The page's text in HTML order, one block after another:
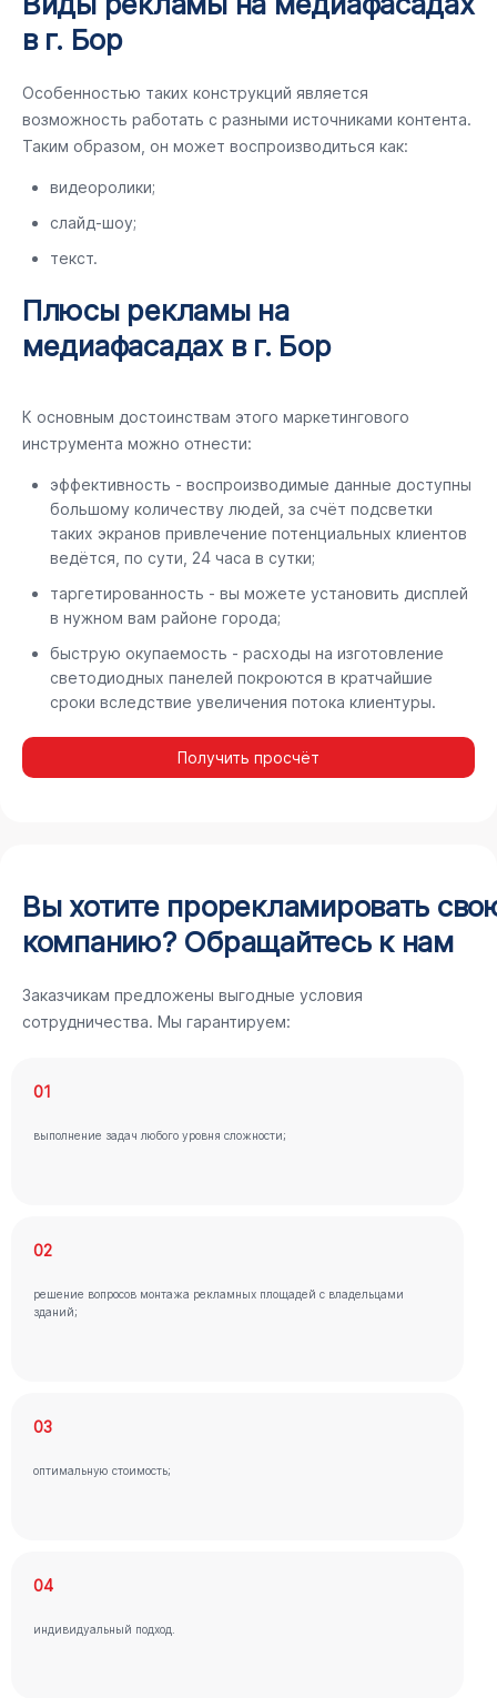
в г. Бор
Особенностью таких конструкций является
возможность работать с разными источниками контента.
Таким образом, он может воспроизводиться как:
видеоролики;
слайд-шоу;
текст.
Плюсы рекламы на
медиафасадах в г. Бор
К основным достоинствам этого маркетингового
инструмента можно отнести:
эффективность - воспроизводимые данные доступны
большому количеству людей, за счёт подсветки
таких экранов привлечение потенциальных клиентов
ведётся, по сути, 24 часа в сутки;
таргетированность - вы можете установить дисплей
в нужном вам районе города;
быструю окупаемость - расходы на изготовление
светодиодных панелей покроются в кратчайшие
сроки вследствие увеличения потока клиентуры.
Получить просчёт
Вы хотите прорекламировать
компанию? Обращайтесь к нам
Заказчикам предложены выгодные условия
сотрудничества. Мы гарантируем:
01
выполнение задач любого уровня сложности;
02
решение вопросов монтажа рекламных площадей с владельцами
зданий;
03
оптимальную стоимость;
04
индивидуальный подход.